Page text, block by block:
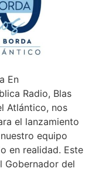
En
Radio, Blas
Atlántico, nos
el lanzamiento
equipo
en realidad. Este
del